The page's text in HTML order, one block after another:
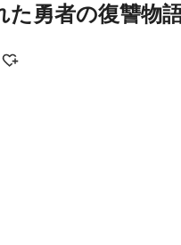
勇者の復讐物